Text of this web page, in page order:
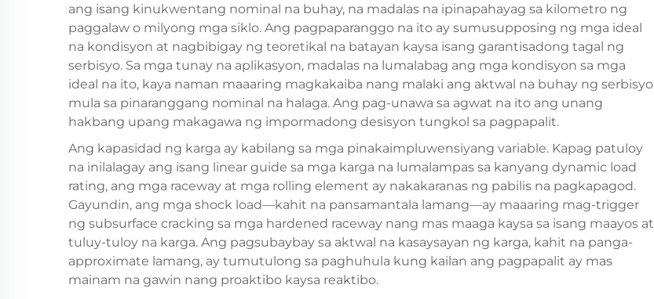
ang isang kinukwentang nominal na buhay, na madalas na ipinapahayag sa kilometro ng
paggalaw o milyong mga siklo. Ang pagpaparanggo na ito ay sumusupposing ng mga ideal
na kondisyon at nagbibigay ng teoretikal na batayan kaysa isang garantisadong tagal ng
serbisyo. Sa mga tunay na aplikasyon, madalas na lumalabag ang mga kondisyon sa mga
ideal na ito, kaya naman maaaring magkakaiba nang malaki ang aktwal na buhay ng serbisyo
mula sa pinaranggang nominal na halaga. Ang pag-unawa sa agwat na ito ang unang
hakbang upang makagawa ng impormadong desisyon tungkol sa pagpapalit.
Ang kapasidad ng karga ay kabilang sa mga pinakaimpluwensiyang variable. Kapag patuloy
na inilalagay ang isang linear guide sa mga karga na lumalampas sa kanyang dynamic load
rating, ang mga raceway at mga rolling element ay nakakaranas ng pabilis na pagkapagod.
Gayundin, ang mga shock load—kahit na pansamantala lamang—ay maaaring mag-trigger
ng subsurface cracking sa mga hardened raceway nang mas maaga kaysa sa isang maayos at
tuluy-tuloy na karga. Ang pagsubaybay sa aktwal na kasaysayan ng karga, kahit na panga-
approximate lamang, ay tumutulong sa paghuhula kung kailan ang pagpapalit ay mas
mainam na gawin nang proaktibo kaysa reaktibo.